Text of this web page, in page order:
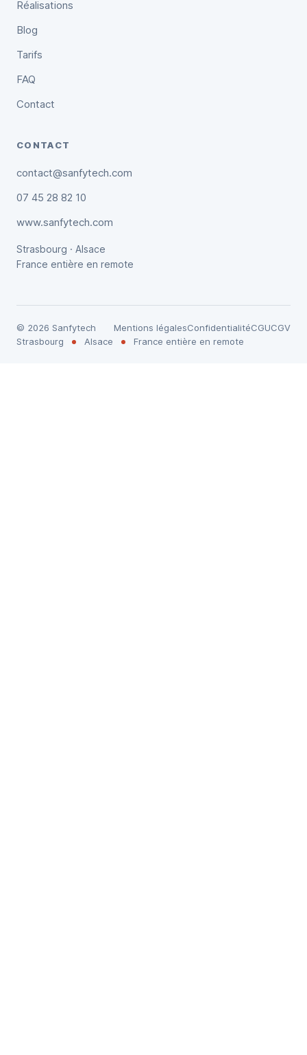
Réalisations
Blog
Tarifs
FAQ
Contact
CONTACT
contact@sanfytech.com
07 45 28 82 10
www.sanfytech.com
Strasbourg · Alsace
France entière en remote
© 2026 Sanfytech Mentions légalesConfidentialitéCGUCGV
Strasbourg
Alsace France entière en remote